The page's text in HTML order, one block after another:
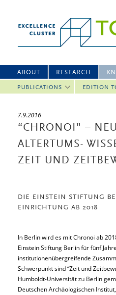
ABOUT RESEARCH
PUBLICATIONS EDITION
7.9.2016
“CHRONOI” –
ALTERTUMS-
ZEIT UND
DIE EINSTEIN STIFTUNG
EINRICHTUNG AB 2018
In Berlin wird es mit Chronoi ab
Einstein Stiftung Berlin für fünf
institutionenübergreifende
Schwerpunkt sind “Zeit und
Humboldt-Universität zu Berlin
Deutschen Archäologischen